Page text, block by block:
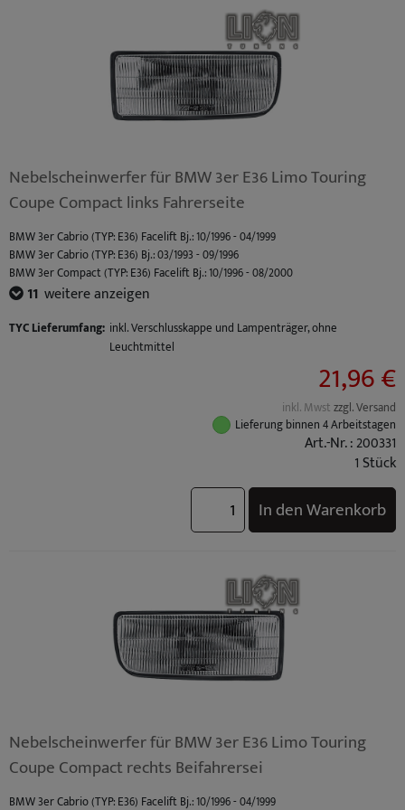
Nebelscheinwerfer für BMW 3er E36 Limo Touring
Coupe Compact links Fahrerseite
BMW 3er Cabrio (TYP: E36) Facelift Bj.: 10/1996 - 04/1999
BMW 3er Cabrio (TYP: E36) Bj.: 03/1993 - 09/1996
BMW 3er Compact (TYP: E36) Facelift Bj.: 10/1996 - 08/2000
BMW 3er Compact (TYP: E36) Bj.: 03/1994 - 09/1996
BMW 3er Coupe (TYP: E36) Bj.: 03/1992 - 09/1996
BMW 3er Limousine (TYP: E36) Facelift Bj.: 10/1996 - 02/1998
BMW M3 (TYP: M3 (E36) Coupe / Cabrio S50B30) Standard Bj.: 10/1992 - 10/1995
BMW M3 (TYP: M3 (E36) Limo S50B30) Standard Bj.: 10/1992 - 10/1995
BMW M3 (TYP: M3 (E36) Coupe / Cabrio S50B32) Facelift Bj.: 10/1995 - 04/1999
11 weitere anzeigen
TYC Lieferumfang: inkl. Verschlusskappe und Lampenträger, ohne
Leuchtmittel
21,96 €
inkl. Mwstzzgl. Versand
Lieferung binnen 4 Arbeitstagen
Art.-Nr. : 200331
1 Stück
In den Warenkorb
Nebelscheinwerfer für BMW 3er E36 Limo Touring
Coupe Compact rechts Beifahrersei
BMW 3er Cabrio (TYP: E36) Facelift Bj.: 10/1996 - 04/1999